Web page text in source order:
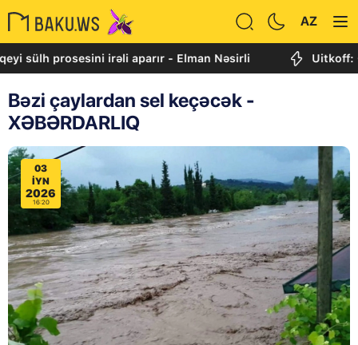
AZ
prosesini irəli aparır - Elman Nəsirli Uitkoff:
Bəzi çaylardan sel keçəcək -
XƏBƏRDARLIQ
03
IYN
2026
16:20